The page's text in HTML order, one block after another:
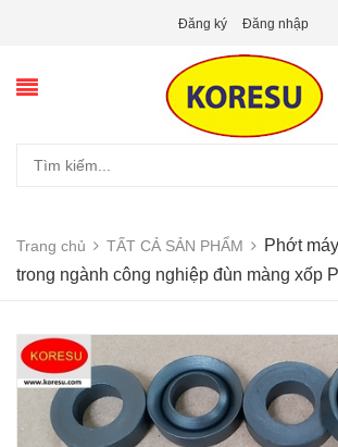
Đăng ký Đăng nhập
Trang chủ TẤT CẢ SẢN PHẨM
Phớt
trong ngành công nghiệp đùn màng xốp